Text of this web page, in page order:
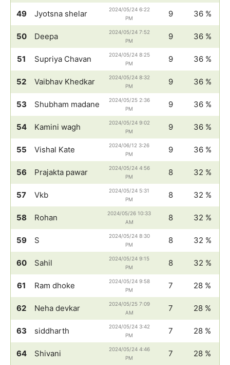
49 Jyotsna shelar
2024/05/24 6:22
PM
9 36 %
50 Deepa
2024/05/24 7:52
PM
9 36 %
51 Supriya Chavan
2024/05/24 8:25
PM
9 36 %
52 Vaibhav Khedkar
2024/05/24 8:32
PM
9 36 %
53 Shubham madane
2024/05/25 2:36
PM
9 36 %
54 Kamini wagh
2024/05/24 9:02
PM
9 36 %
55 Vishal Kate
2024/06/12 3:26
PM
9 36 %
56 Prajakta pawar
2024/05/24 4:56
PM
8 32 %
57 Vkb
2024/05/24 5:31
PM
8 32 %
58 Rohan
2024/05/26 10:33
AM
8 32 %
59 S
2024/05/24 8:30
PM
8 32 %
60 Sahil
2024/05/24 9:15
PM
8 32 %
61 Ram dhoke
2024/05/24 9:58
PM
7 28 %
62 Neha devkar
2024/05/25 7:09
AM
7 28 %
63 siddharth
2024/05/24 3:42
PM
7 28 %
64 Shivani
2024/05/24 4:46
PM
7 28 %